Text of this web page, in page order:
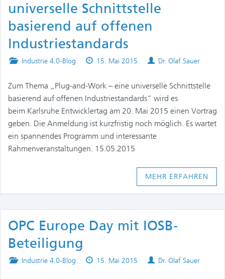
universelle Schnittstelle
basierend auf offenen
Industriestandards
Posted
Industrie 4.0-Blog
Published
15. Mai 2015 Authors
Dr. Olaf Sauer
Zum Thema „Plug-and-Work – eine universelle Schnittstelle
basierend auf offenen Industriestandards“ wird es
beim Karlsruhe Entwicklertag am 20. Mai 2015 einen Vortrag
geben. Die Anmeldung ist kurzfristig noch möglich. Es wartet
ein spannendes Programm und interessante
Rahmenveranstaltungen. 15.05.2015
MEHR ERFAHREN
OPC Europe Day mit IOSB-
Beteiligung
Posted
Industrie 4.0-Blog
Published
15. Mai 2015 Authors
Dr. Olaf Sauer